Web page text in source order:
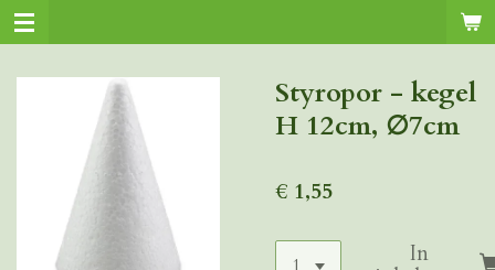
Ga
direct
hoofdinhoud
Styropor - kegel
H 12cm, ∅7cm
€ 1,55
In